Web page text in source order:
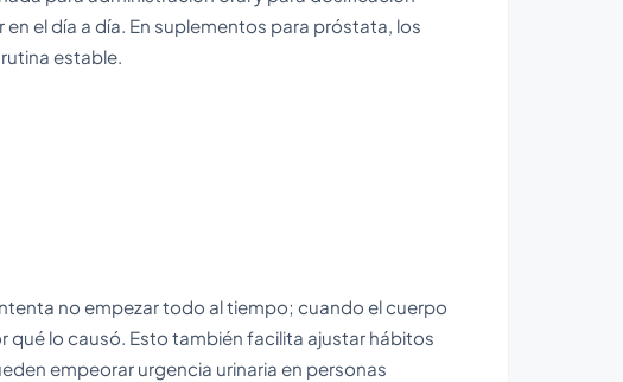
el día a día. En suplementos para próstata, los
estable.
no empezar todo al tiempo; cuando el cuerpo
qué lo causó. Esto también facilita ajustar hábitos
empeorar urgencia urinaria en personas